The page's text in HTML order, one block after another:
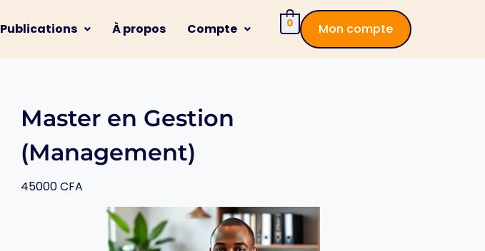
Publications À propos Compte 0 Mon compte
Master en Gestion
(Management)
45000CFA